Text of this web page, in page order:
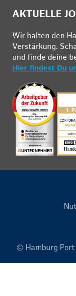
AKTUELLE
Wir hal­ten den
Ver­stär­kung.
und fin­de deine
Hier findest Du
© Hamburg